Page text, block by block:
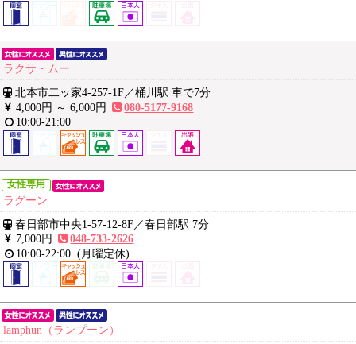
ラクサ・ムー
北本市二ッ家4-257-1F／桶川駅 車で7分
4,000円 ～6,000円
080-5177-9168
10:00-21:00
女性専用
ラグーン
春日部市中央1-57-12-8F／春日部駅 7分
7,000円
048-733-2626
10:00-22:00 (月曜定休)
lamphun（ランプーン）